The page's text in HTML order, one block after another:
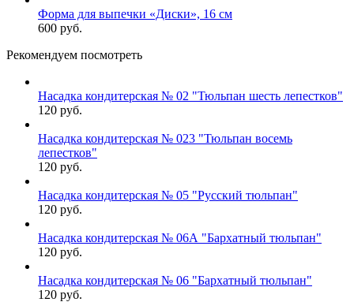
Форма для выпечки «Диски», 16 см
600 руб.
Рекомендуем посмотреть
Насадка кондитерская № 02 "Тюльпан шесть лепестков"
120 руб.
Насадка кондитерская № 023 "Тюльпан восемь
лепестков"
120 руб.
Насадка кондитерская № 05 "Русский тюльпан"
120 руб.
Насадка кондитерская № 06А "Бархатный тюльпан"
120 руб.
Насадка кондитерская № 06 "Бархатный тюльпан"
120 руб.